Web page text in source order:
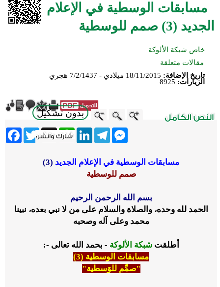
مسابقات الوسطية في الإعلام
الجديد (3) صمم للوسطية
خاص شبكة الألوكة
مقالات متعلقة
تاريخ الإضافة: 18/11/2015 ميلادي - 7/2/1437 هجري
الزيارات: 8925
بدون تشكيل
Twitter X
WhatsApp
LinkedInTelegram
Messenger
مسابقات الوسطية في الإعلام الجديد (3)
صمم للوسطية
بسم الله الرحمن الرحيم
الحمد لله وحده، والصلاة والسلام على من لا نبي بعده، نبينا
محمد وعلى آله وصحبه
أطلقتشبكة الألوكة - بحمد الله تعالى -:
مسابقات الوسطية (3)
"صمِّم للوَسطية"